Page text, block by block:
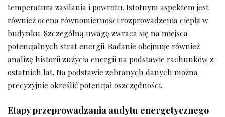
temperatura zasilania i powrotu. Istotnym aspektem jest
również ocena równomierności rozprowadzenia ciepła w
budynku. Szczególną uwagę zwraca się na miejsca
potencjalnych strat energii. Badanie obejmuje również
analizę historii zużycia energii na podstawie rachunków z
ostatnich lat. Na podstawie zebranych danych można
precyzyjnie określić potencjał oszczędności.
Etapy przeprowadzania audytu energetycznego